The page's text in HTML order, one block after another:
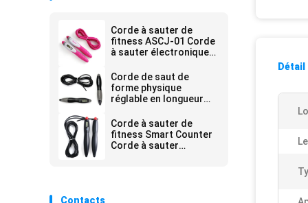
Corde à sauter de
fitness ASCJ-01 Corde
à sauter électronique
cm Longueur Pesour
de 20 à 110 kg
Corde de saut de
forme physique
réglable en longueur
Sensor JP-100 pour le
gymnase 175 X
régulation de la
Corde à sauter de
fitness Smart Counter
Corde à sauter
Contacts